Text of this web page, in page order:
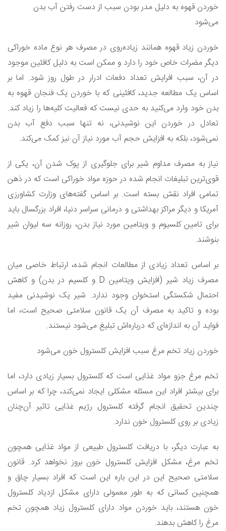
خوردن قهوه به دلیل مدر بودن سبب از دست رفتن آب بدن
می‌شود
خوردن زیاد قهوه همانند زیاده‌روی در مصرف هر نوع ماده خوراکی
دیگر مضرات خاص خود را دارد و ممکن است به دلیل کافئین موجود
در آن، سبب افرایش تعداد دفعات ادرار در طول روز شود. اما بر
اساس یک مطالعه جدید، کافئینی که با خوردن یک فنجان قهوه به
بدن خود وارد می‌کنید به حدی نیست که فعالیت کلیه‌ها را زیاد کند.
تعادل در خوردن این نوشیدنی، نه تنها سبب دفع آب بدن
نمی‌شود، بلکه به افزایش حجم آب مورد نیاز آن نیز کمک می‌کند.
نیاز به مصرف مداوم شیر برای جلوگیری از پوک شدن آن، یکی از
قوی‌ترین تبلیغات انجام شده در حوزه مواد خوراکی است که در ذهن
تمامی افراد نقش بسته است. بر اساس گفته‌های وزارت کشاورزی
آمریکا و دیگر مراکز بهداشتی و درمانی سراسر دنیا، افراد بزرگسال باید
برای تامین کلسیوم و ویتامین مورد نیاز بدن، روزانه سه لیوان شیر
بنوشند.
بر اساس تعداد زیادی از مطالعات انجام شده، ارتباط خاصی میان
مصرف زیاد شیر (افزایش ویتامین D و کلسیم در بدن) و کاهش
احتمال شکستگی استخوان وجود ندارد. شیر یک نوشیدنی مفید
بوده و تاکید به مصرف آن یک قانون سلامتی صحیح است، اما
فواید آن به اندازه‌ای که درباره‌اش تبلیغ می‌‎شود نیستند.
خوردن زیاد تخم مرغ سبب افزایش کلسترول خون می‌شود
تخم مرغ جزو مواد غذایی است که کلسترول بسیار زیادی دارد، اما
برای بیشتر افراد این مسئله مشکلی ایجاد نمی‌کند، چرا که بر اساس
چندین تحقیق انجام گرفته کلسترول رژیم غذایی تاثیر آن‌چنان
زیادی بر روی کلسترول خون ندارد.
به عبارت دیگر، با دریافت کلسترول طبیعی از مواد غذایی همچون
تخم مرغ، مشکل افزایش کلسترول خون بروز نخواهد کرد. قانون
سلامتی صحیح این در این باره این است که افراد بسیار چاق و
همچنین کسانی که به طور معمولی دارای مشکل ازدیاد کلسترول
خون هستند، باید خوردن مواد دارای کلسترول زیاد همچون تخم
مرغ را کاهش بدهند.